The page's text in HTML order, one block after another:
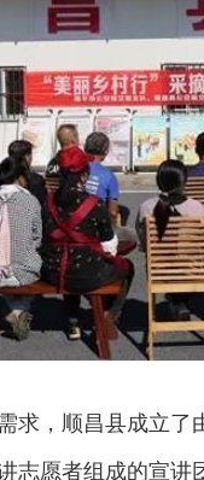
求，顺昌县成立了
志愿者组成的宣